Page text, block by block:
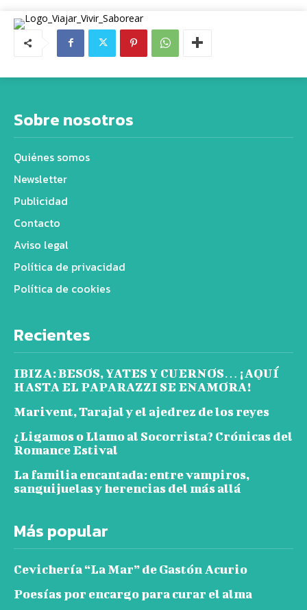
Sobre nosotros
Quiénes somos
Newsletter
Publicidad
Contacto
Aviso legal
Política de privacidad
Política de cookies
Recientes
IBIZA: BESOS, YATES Y CUERNOS… ¡AQUÍ
HASTA EL PAPARAZZI SE ENAMORA!
Marivent, Tarajal y el ajedrez de los reyes
¿Ligamos o Llamo al Socorrista? Crónicas del
Romance Estival
La familia encantada: entre vampiros,
sanguijuelas y herencias del más allá
Más popular
Cevichería “La Mar” de Gastón Acurio
Poesías por encargo para curar el alma